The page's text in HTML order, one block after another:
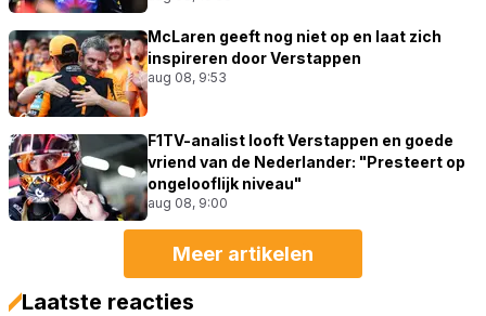
McLaren geeft nog niet op en laat zich
inspireren door Verstappen
aug 08, 9:53
F1TV-analist looft Verstappen en goede
vriend van de Nederlander: "Presteert op
ongelooflijk niveau"
aug 08, 9:00
Meer artikelen
Laatste reacties